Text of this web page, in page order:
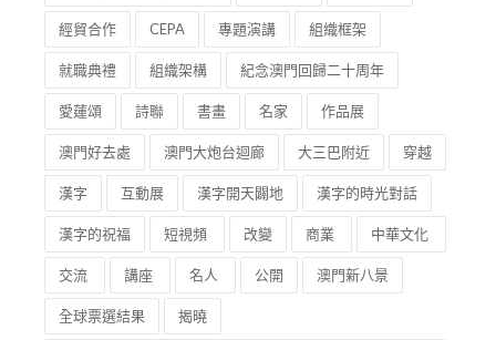
經貿合作 CEPA 專題演講 組織框架
就職典禮 組織架構 紀念澳門回歸二十周年
愛蓮頌 詩聯 書畫 名家 作品展
澳門好去處 澳門大炮台迴廊 大三巴附近 穿越
漢字 互動展 漢字開天闢地 漢字的時光對話
漢字的祝福 短視頻 改變 商業 中華文化
交流 講座 名人 公開 澳門新八景
全球票選結果 揭曉